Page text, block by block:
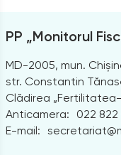
PP „Monitorul
MD-2005, mun.
str. Constantin
Clădirea „Fertilitatea-
Anticamera:
022
E-mail: